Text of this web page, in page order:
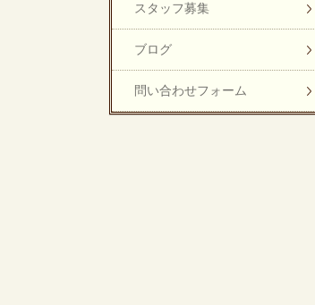
スタッフ募集
ブログ
問い合わせフォーム